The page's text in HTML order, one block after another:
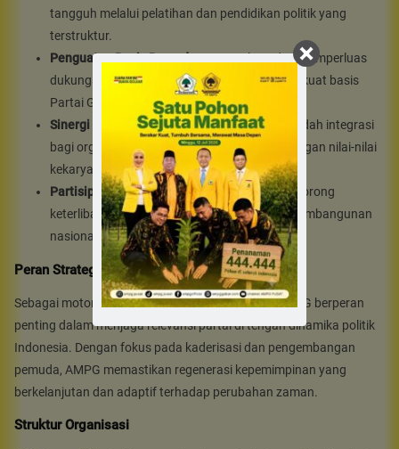
tangguh melalui pelatihan dan pendidikan politik yang
terstruktur.
Penguatan Basis Pemuda:Menggalang dan memperluas
dukungan dari kalangan muda untuk memperkuat basis
Partai Golkar.
Sinergi Organisasi Kepemudaan:Menjadi wadah integrasi
bagi organisasi kepemudaan yang sejalan dengan nilai-nilai
kekaryaan.
Partisipasi Aktif dalam Pembangunan:Mendorong
keterlibatan pemuda dalam berbagai aspek pembangunan
nasional.
Peran Strategis AMPG
Sebagai motor penggerak utama Partai Golkar, AMPG berperan
penting dalam menjaga relevansi partai di tengah dinamika politik
Indonesia. Dengan fokus pada kaderisasi dan pengembangan
pemuda, AMPG memastikan regenerasi kepemimpinan yang
berkelanjutan dan adaptif terhadap perubahan zaman.
Struktur Organisasi